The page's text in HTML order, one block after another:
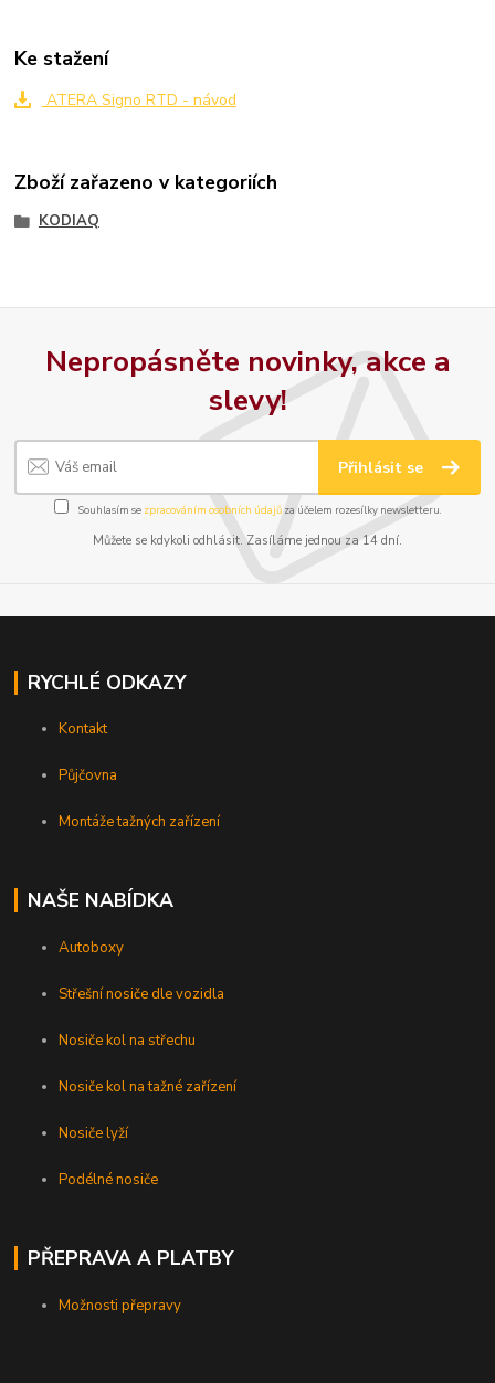
Ke stažení
ATERA Signo RTD - návod
Zboží zařazeno v kategoriích
KODIAQ
Nepropásněte novinky, akce a
slevy!
Přihlásit se
Souhlasím se zpracováním osobních údajůza účelem rozesílky newsletteru.
Můžete se kdykoli odhlásit. Zasíláme jednou za 14 dní.
RYCHLÉ ODKAZY
Kontakt
Půjčovna
Montáže tažných zařízení
NAŠE NABÍDKA
Autoboxy
Střešní nosiče dle vozidla
Nosiče kol na střechu
Nosiče kol na tažné zařízení
Nosiče lyží
Podélné nosiče
PŘEPRAVA A PLATBY
Možnosti přepravy